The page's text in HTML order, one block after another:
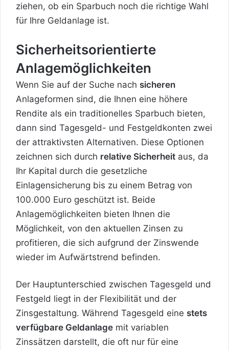
ziehen, ob ein Sparbuch noch die richtige Wahl
für Ihre Geldanlage ist.
Sicherheitsorientierte
Anlagemöglichkeiten
Wenn Sie auf der Suche nach sicheren
Anlageformen sind, die Ihnen eine höhere
Rendite als ein traditionelles Sparbuch bieten,
dann sind Tagesgeld- und Festgeldkonten zwei
der attraktivsten Alternativen. Diese Optionen
zeichnen sich durch relative Sicherheit aus, da
Ihr Kapital durch die gesetzliche
Einlagensicherung bis zu einem Betrag von
100.000 Euro geschützt ist. Beide
Anlagemöglichkeiten bieten Ihnen die
Möglichkeit, von den aktuellen Zinsen zu
profitieren, die sich aufgrund der Zinswende
wieder im Aufwärtstrend befinden.
Der Hauptunterschied zwischen Tagesgeld und
Festgeld liegt in der Flexibilität und der
Zinsgestaltung. Während Tagesgeld eine stets
verfügbare Geldanlage mit variablen
Zinssätzen darstellt, die oft nur für eine